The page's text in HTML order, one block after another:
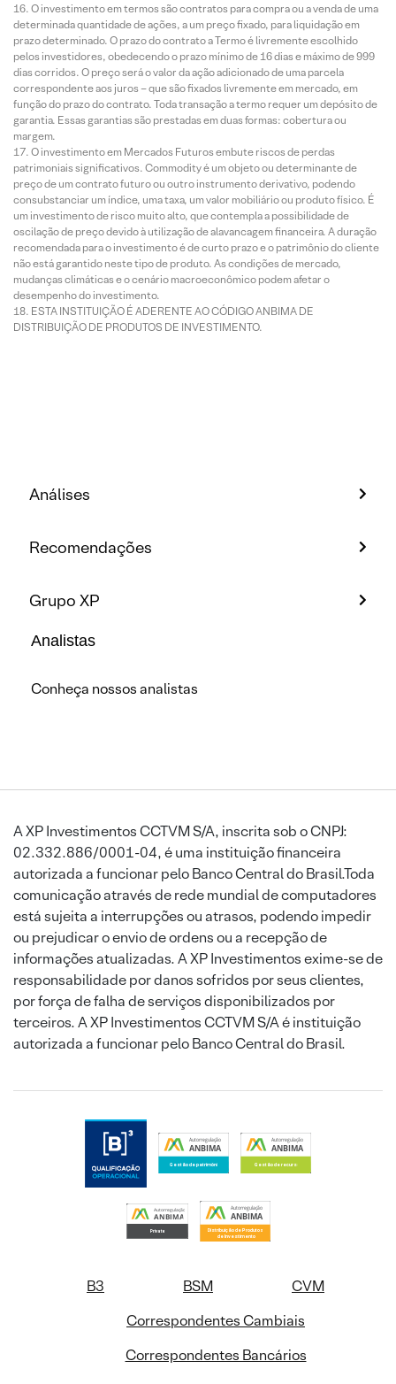
O investimento em termos são contratos para compra ou a venda de uma
determinada quantidade de ações, a um preço fixado, para liquidação em
prazo determinado. O prazo do contrato a Termo é livremente escolhido
pelos investidores, obedecendo o prazo mínimo de 16 dias e máximo de 999
dias corridos. O preço será o valor da ação adicionado de uma parcela
correspondente aos juros – que são fixados livremente em mercado, em
função do prazo do contrato. Toda transação a termo requer um depósito de
garantia. Essas garantias são prestadas em duas formas: cobertura ou
margem.
O investimento em Mercados Futuros embute riscos de perdas
patrimoniais significativos. Commodity é um objeto ou determinante de
preço de um contrato futuro ou outro instrumento derivativo, podendo
consubstanciar um índice, uma taxa, um valor mobiliário ou produto físico. É
um investimento de risco muito alto, que contempla a possibilidade de
oscilação de preço devido à utilização de alavancagem financeira. A duração
recomendada para o investimento é de curto prazo e o patrimônio do cliente
não está garantido neste tipo de produto. As condições de mercado,
mudanças climáticas e o cenário macroeconômico podem afetar o
desempenho do investimento.
ESTA INSTITUIÇÃO É ADERENTE AO CÓDIGO ANBIMA DE
DISTRIBUIÇÃO DE PRODUTOS DE INVESTIMENTO.
Análises
Recomendações
Grupo XP
Analistas
Conheça nossos analistas
A XP Investimentos CCTVM S/A, inscrita sob o CNPJ:
02.332.886/0001-04, é uma instituição financeira
autorizada a funcionar pelo Banco Central do Brasil.Toda
comunicação através de rede mundial de computadores
está sujeita a interrupções ou atrasos, podendo impedir
ou prejudicar o envio de ordens ou a recepção de
informações atualizadas. A XP Investimentos exime-se de
responsabilidade por danos sofridos por seus clientes,
por força de falha de serviços disponibilizados por
terceiros. A XP Investimentos CCTVM S/A é instituição
autorizada a funcionar pelo Banco Central do Brasil.
B3 BSM
CVM
Correspondentes Cambiais
Correspondentes Bancários